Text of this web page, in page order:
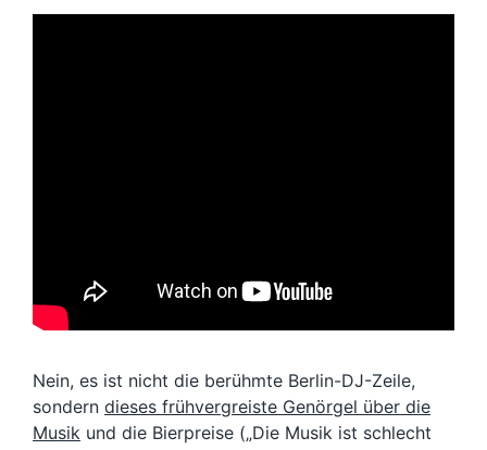
Nein, es ist nicht die berühmte Berlin-DJ-Zeile,
sondern dieses frühvergreiste Genörgel über die
Musik und die Bierpreise („Die Musik ist schlecht